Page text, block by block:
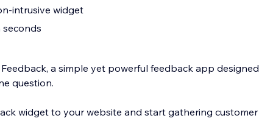
intrusive widget
a simple yet powerful feedback app designed
question.
widget to your website and start gathering customer